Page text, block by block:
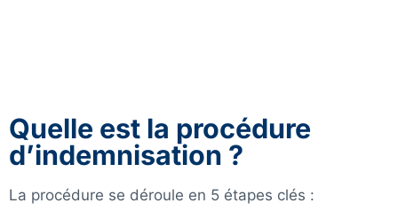
Quelle est la procédure
d’indemnisation ?
La procédure se déroule en 5 étapes clés :